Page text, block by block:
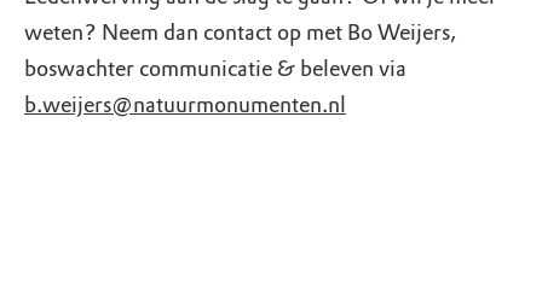
weten? Neem dan contact op met Bo Weijers,
boswachter communicatie & beleven via
b.weijers@natuurmonumenten.nl